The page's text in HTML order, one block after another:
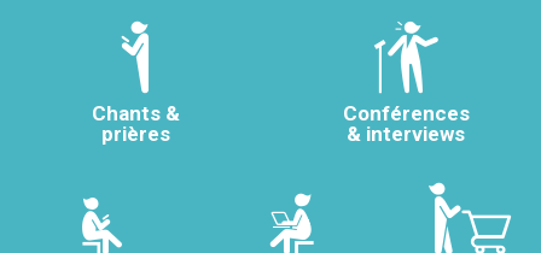
Chants &
prières
Conférences
& interviews